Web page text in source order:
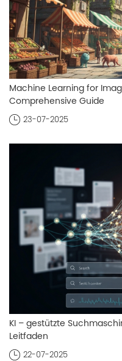
Machine Learning for
Comprehensive Guide
23-07-2025
KI – gestützte
Leitfaden
22-07-2025